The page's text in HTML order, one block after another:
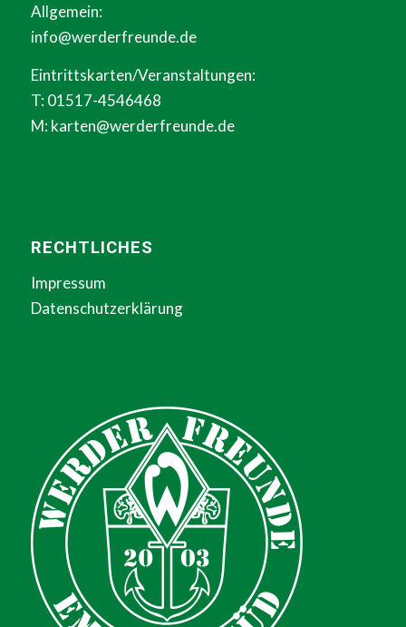
Allgemein:
info@werderfreunde.de
Eintrittskarten/Veranstaltungen:
T: 01517-4546468
M:karten@werderfreunde.de
RECHTLICHES
Impressum
Datenschutzerklärung